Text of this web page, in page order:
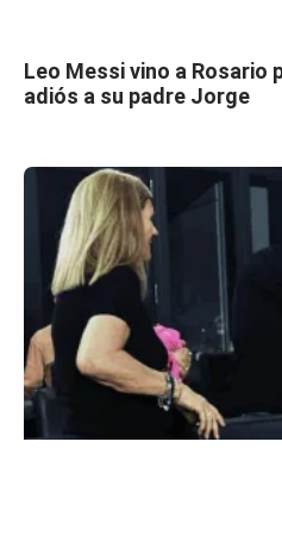
Leo Messi vino a Rosario
adiós a su padre Jorge